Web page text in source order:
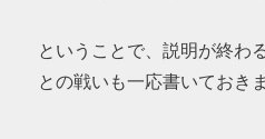
ということで、説明が終わ
との戦いも一応書いておきま